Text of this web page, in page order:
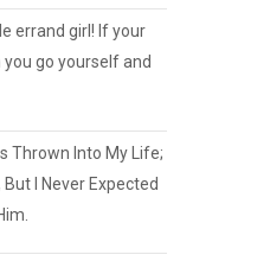
errand girl! If your
go yourself and
Thrown Into My Life;
But I Never Expected